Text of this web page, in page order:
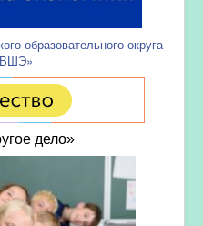
образовательного округа
дело»